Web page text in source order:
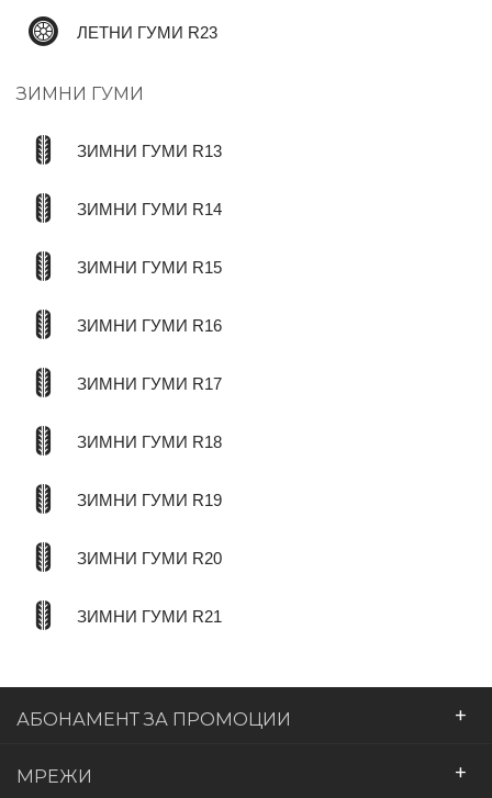
ЛЕТНИ ГУМИ R23
ЗИМНИ ГУМИ
ЗИМНИ ГУМИ R13
ЗИМНИ ГУМИ R14
ЗИМНИ ГУМИ R15
ЗИМНИ ГУМИ R16
ЗИМНИ ГУМИ R17
ЗИМНИ ГУМИ R18
ЗИМНИ ГУМИ R19
ЗИМНИ ГУМИ R20
ЗИМНИ ГУМИ R21
АБОНАМЕНТ ЗА ПРОМОЦИИ +
МРЕЖИ +